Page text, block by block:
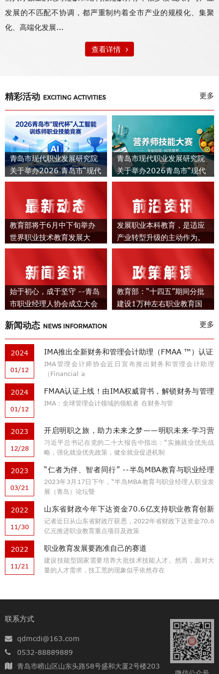
发展的不匹配不协调，都严重制约着全市产业的规模化、集聚
化、高端化发展...
查看详情
精彩活动 EXCITING ACTIVITIES 更多
青岛市现代职业发展研究院
关于举办2026 青岛市“现代
杯”人工智能训练师职业技能
青岛市现代职业发展研究院
关于举办2026青岛市“现代
杯”营养师职业技能竞赛的通
教育部将于6月中下旬举办
世界职业技术教育发展大
会，怀进鹏任组委会主任
发展职业本科教育，是适应
产业转型升级的主动作为。
始于初心，成于坚守 --青岛
市职业经理人协会成立大会
召开
教育部：“十四五”期间分批
建设1万种左右职业教育国
新闻动态 NEWS INFORMATION 更多
2024
01/12
IMA推出全新财务和管理会计助理（FMAA ™）认证
IMA管理会计师协会近日宣布推出财务和管理会计助理
（Financial a
2024
01/12
FMAA认证上线！由IMA权威背书，解锁财务与管理
会计基础的“金钥匙”
IMA：全球管理会计领域的领航者 在财务与管
2023
12/28
开启明职之旅，助力未来之梦——明职未来·学习营
2023年精彩活动回顾
习近平总书记在党的二十大报告中指出：“实施就业优先战
略，强化就业优先政策，健全就业促进机制
2023
03/21
“仁者为伴、智者同行” --半岛MBA教育与职业经理
人职业发展（青岛）论坛暨3·17半岛职业经理人发
2023年3月17日下午，“半岛MBA教育与职业经理人职业发
展（青岛）论坛暨
2022
11/30
山东省财政今年下达资金70.6亿支持职业教育创新
发展
记者近日从山东省财政厅获悉，2022年省财政下达资金70.6
亿元推进职业教育重点项目及政策
2022
11/21
职业教育发展要跑准自己的赛道
建设技能型国家需要培养大批技术技能人才。然而，面对大
量的人才需求，技工荒的现象似乎依然存在
联系方式
qdmcdi@163.com
0532-88889889
青岛市崂山区山东头路58号盛和大厦2号楼203